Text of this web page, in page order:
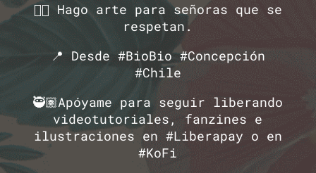
🏳️‍🌈 Hago arte para señoras que se
respetan.
📍 Desde #BioBio #Concepción
#Chile
🥷🏽Apóyame para seguir liberando
videotutoriales, fanzines e
ilustraciones en #Liberapay o en
#KoFi